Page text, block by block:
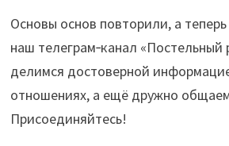
Основы основ повторили, а
наш телеграм‑канал
делимся достоверной
отношениях, а ещё дружно
Присоединяйтесь!